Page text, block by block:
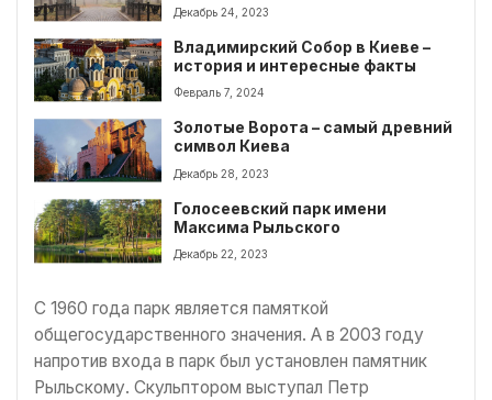
Декабрь 24, 2023
Владимирский Собор в Киеве –
история и интересные факты
Февраль 7, 2024
Золотые Ворота – самый древний
символ Киева
Декабрь 28, 2023
Голосеевский парк имени
Максима Рыльского
Декабрь 22, 2023
С 1960 года парк является памяткой
общегосударственного значения. А в 2003 году
напротив входа в парк был установлен памятник
Рыльскому. Скульптором выступал Петр